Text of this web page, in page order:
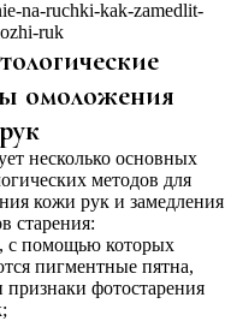
омоложения
несколько основных
методов для
кожи рук и замедления
старения:
с помощью которых
пигментные пятна,
признаки фотостарения